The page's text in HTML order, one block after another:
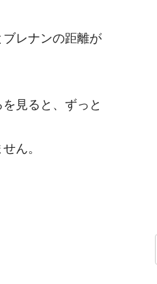
レナンの距離が
見ると、ずっと
ん。